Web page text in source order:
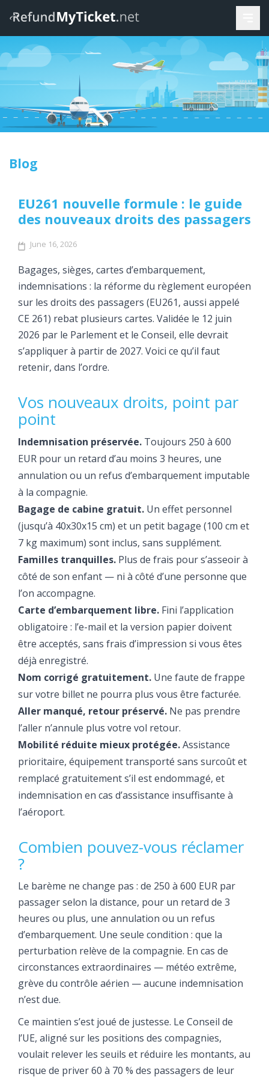
Blog
EU261 nouvelle formule : le guide
des nouveaux droits des passagers
June 16, 2026
Bagages, sièges, cartes d’embarquement,
indemnisations : la réforme du règlement européen
sur les droits des passagers (EU261, aussi appelé
CE 261) rebat plusieurs cartes. Validée le 12 juin
2026 par le Parlement et le Conseil, elle devrait
s’appliquer à partir de 2027. Voici ce qu’il faut
retenir, dans l’ordre.
Vos nouveaux droits, point par
point
Indemnisation préservée. Toujours 250 à 600
EUR pour un retard d’au moins 3 heures, une
annulation ou un refus d’embarquement imputable
à la compagnie.
Bagage de cabine gratuit. Un effet personnel
(jusqu’à 40x30x15 cm) et un petit bagage (100 cm et
7 kg maximum) sont inclus, sans supplément.
Familles tranquilles. Plus de frais pour s’asseoir à
côté de son enfant — ni à côté d’une personne que
l’on accompagne.
Carte d’embarquement libre. Fini l’application
obligatoire : l’e-mail et la version papier doivent
être acceptés, sans frais d’impression si vous êtes
déjà enregistré.
Nom corrigé gratuitement. Une faute de frappe
sur votre billet ne pourra plus vous être facturée.
Aller manqué, retour préservé. Ne pas prendre
l’aller n’annule plus votre vol retour.
Mobilité réduite mieux protégée.Assistance
prioritaire, équipement transporté sans surcoût et
remplacé gratuitement s’il est endommagé, et
indemnisation en cas d’assistance insuffisante à
l’aéroport.
Combien pouvez-vous réclamer
?
Le barème ne change pas : de 250 à 600 EUR par
passager selon la distance, pour un retard de 3
heures ou plus, une annulation ou un refus
d’embarquement. Une seule condition : que la
perturbation relève de la compagnie. En cas de
circonstances extraordinaires — météo extrême,
grève du contrôle aérien — aucune indemnisation
n’est due.
Ce maintien s’est joué de justesse. Le Conseil de
l’UE, aligné sur les positions des compagnies,
voulait relever les seuils et réduire les montants, au
risque de priver 60 à 70 % des passagers de leur